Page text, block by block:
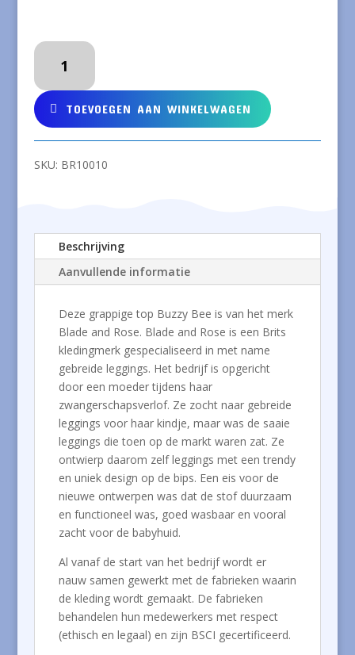
BLADE
ROSE
Buzzy
Bee
top
aantal
TOEVOEGEN AAN WINKELWAGEN
SKU: BR10010
Beschrijving
Aanvullende informatie
Deze grappige top Buzzy Bee is van het merk
Blade and Rose. Blade and Rose is een Brits
kledingmerk gespecialiseerd in met name
gebreide leggings. Het bedrijf is opgericht
door een moeder tijdens haar
zwangerschapsverlof. Ze zocht naar gebreide
leggings voor haar kindje, maar was de saaie
leggings die toen op de markt waren zat. Ze
ontwierp daarom zelf leggings met een trendy
en uniek design op de bips. Een eis voor de
nieuwe ontwerpen was dat de stof duurzaam
en functioneel was, goed wasbaar en vooral
zacht voor de babyhuid.
Al vanaf de start van het bedrijf wordt er
nauw samen gewerkt met de fabrieken waarin
de kleding wordt gemaakt. De fabrieken
behandelen hun medewerkers met respect
(ethisch en legaal) en zijn BSCI gecertificeerd.